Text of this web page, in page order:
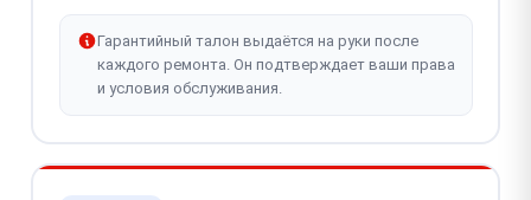
Гарантийный талон выдаётся на руки после
каждого ремонта. Он подтверждает ваши права
и условия обслуживания.